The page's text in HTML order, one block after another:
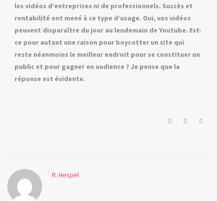
les vidéos d’entreprises ni de professionnels. Succès et
rentabilité ont mené à ce type d’usage. Oui, vos vidéos
peuvent disparaître du jour au lendemain de Youtube. Est-
ce pour autant une raison pour boycotter un site qui
reste néanmoins le meilleur endroit pour se constituer un
public et pour gagner en audience ? Je pense que la
réponse est évidente.
entreprises
R. Hespel